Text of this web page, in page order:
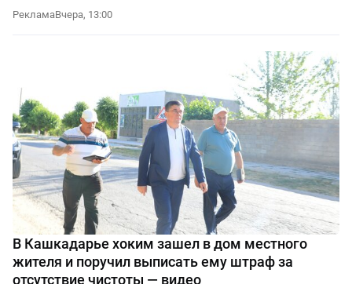
РекламаВчера, 13:00
В Кашкадарье хоким зашел в дом местного
жителя и поручил выписать ему штраф за
отсутствие чистоты — видео